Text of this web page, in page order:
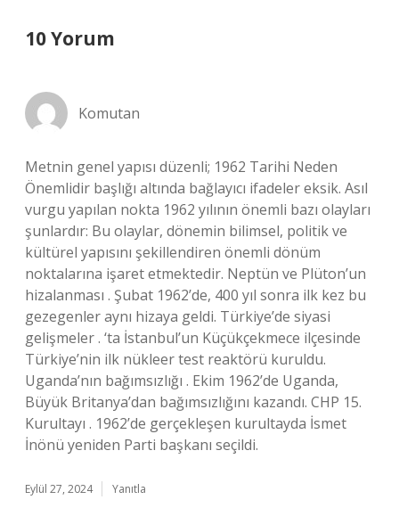
10 Yorum
Komutan
Metnin genel yapısı düzenli; 1962 Tarihi Neden
Önemlidir başlığı altında bağlayıcı ifadeler eksik. Asıl
vurgu yapılan nokta 1962 yılının önemli bazı olayları
şunlardır: Bu olaylar, dönemin bilimsel, politik ve
kültürel yapısını şekillendiren önemli dönüm
noktalarına işaret etmektedir. Neptün ve Plüton’un
hizalanması . Şubat 1962’de, 400 yıl sonra ilk kez bu
gezegenler aynı hizaya geldi. Türkiye’de siyasi
gelişmeler . ‘ta İstanbul’un Küçükçekmece ilçesinde
Türkiye’nin ilk nükleer test reaktörü kuruldu.
Uganda’nın bağımsızlığı . Ekim 1962’de Uganda,
Büyük Britanya’dan bağımsızlığını kazandı. CHP 15.
Kurultayı . 1962’de gerçekleşen kurultayda İsmet
İnönü yeniden Parti başkanı seçildi.
Eylül 27, 2024 Yanıtla